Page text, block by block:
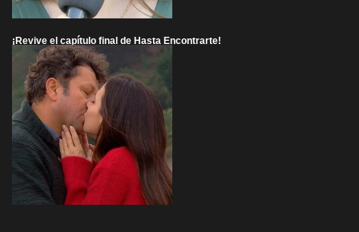
¡Revive el capítulo final de Hasta Encontrarte!